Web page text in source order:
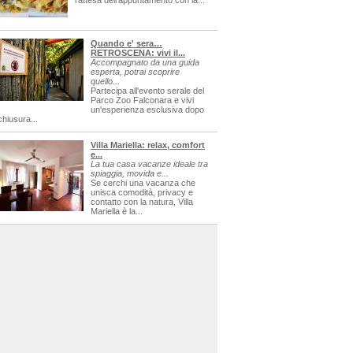
Quando e' sera…
RETROSCENA: vivi il...
Accompagnato da una guida
esperta, potrai scoprire
quello...
Partecipa all'evento serale del
Parco Zoo Falconara e vivi
un'esperienza esclusiva dopo
Villa Mariella: relax, comfort
e...
La tua casa vacanze ideale tra
spiaggia, movida e...
Se cerchi una vacanza che
unisca comodità, privacy e
contatto con la natura, Villa
Mariella è la...